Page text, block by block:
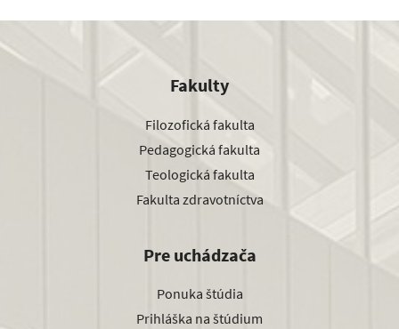
Fakulty
Filozofická fakulta
Pedagogická fakulta
Teologická fakulta
Fakulta zdravotníctva
Pre uchádzača
Ponuka štúdia
Prihláška na štúdium